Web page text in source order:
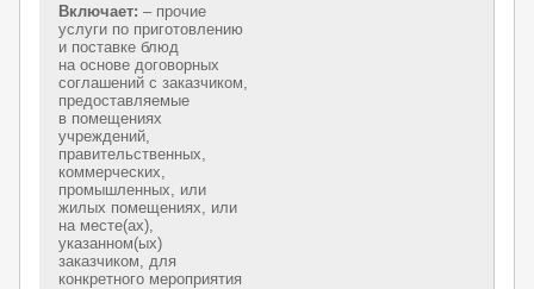
Включает: – прочие
услуги по приготовлению
и поставке блюд
на основе договорных
соглашений с заказчиком,
предоставляемые
в помещениях
учреждений,
правительственных,
коммерческих,
промышленных, или
жилых помещениях, или
на месте(ах),
указанном(ых)
заказчиком, для
конкретного мероприятия